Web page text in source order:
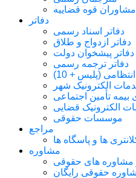
مشاوران قوه قضاییه
دفاتر
دفاتر اسناد رسمی
دفاتر ازدواج و طلاق
دفاتر پیشخوان دولت
دفاتر ترجمه رسمی
(پلیس + 10)
الکترونیک شهر
بیمه تأمین اجتماعی
الکترونیک قضایی
موسسات حقوقی
مراجع
ها و پاسگاه ها
مشاوره
مشاوره های حقوقی
حقوقی رایگان